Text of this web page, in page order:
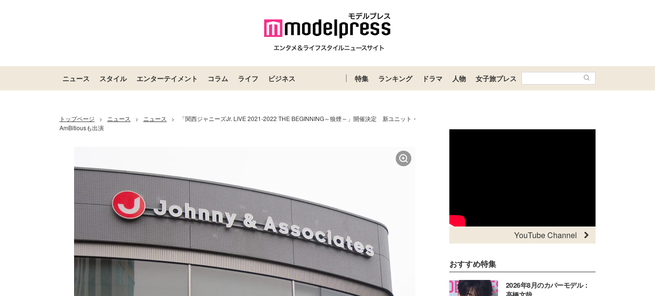
ニュース スタイル エンターテイメント コラム ライフ ビジネス 特集 ランキング ドラマ 人物 女子旅プレス
トップページ > ニュース > ニュース >
「関西ジャニーズJr. LIVE 2021-2022 THE BEGINNING～狼煙～」開催決定 新ユニット・
AmBitiousも出演
YouTube Channel
おすすめ特集
2026年8月のカバーモデル：